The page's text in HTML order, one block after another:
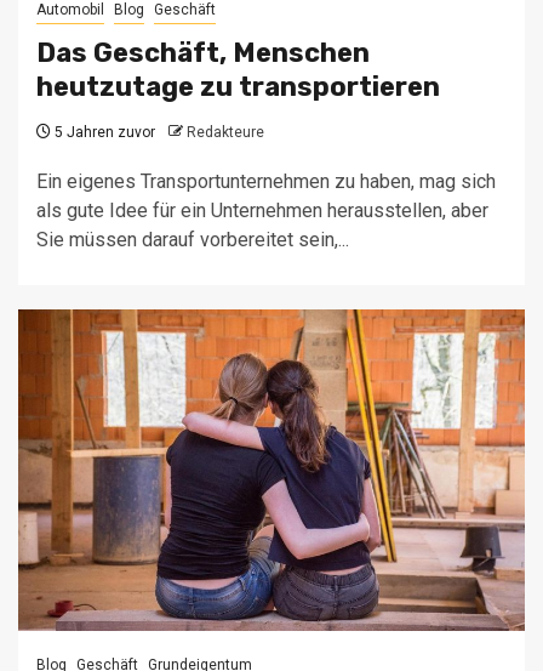
Automobil Blog Geschäft
Das Geschäft, Menschen
heutzutage zu transportieren
5 Jahren zuvor Redakteure
Ein eigenes Transportunternehmen zu haben, mag sich
als gute Idee für ein Unternehmen herausstellen, aber
Sie müssen darauf vorbereitet sein,...
Blog Geschäft Grundeigentum